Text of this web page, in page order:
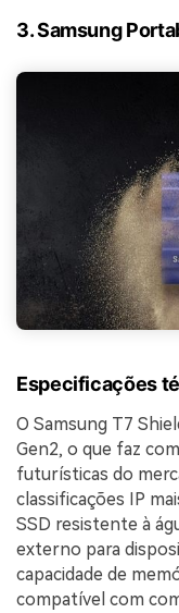
3. Samsung
Especificações
O Samsung T7
Gen2, o que faz
futurísticas do
classificações IP
SSD resistente à
externo para
capacidade de
compatível com